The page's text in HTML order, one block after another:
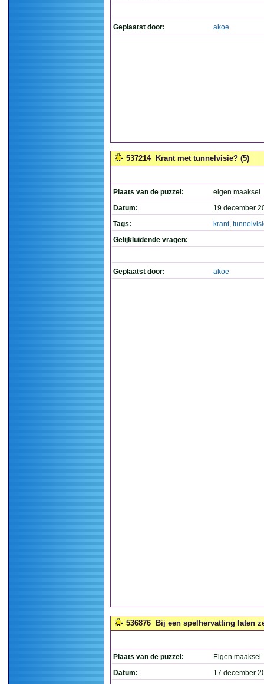
Geplaatst door: akoe
537214 Krant met tunnelvisie? (5)
Plaats van de puzzel:
eigen maaksel
Datum:
19 december
Tags:
krant,
Gelijkluidende vragen:
Geplaatst door: akoe
536876 Bij een spelhervatting laten
Plaats van de puzzel:
Eigen maaksel
Datum:
17 december